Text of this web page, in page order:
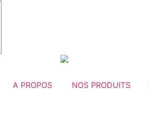
A PROPOS NOS PRODUITS